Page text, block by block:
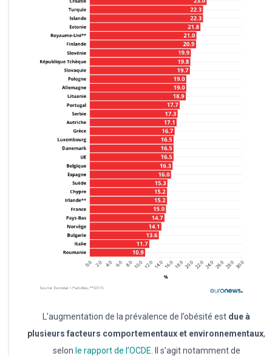
L’augmentation de la prévalence de l’obésité est due à
plusieurs facteurs comportementaux et environnementaux,
selon le rapport de l’OCDE. Il s’agit notamment de